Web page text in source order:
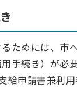
ためには、市
手続き）が必
申請書兼利用